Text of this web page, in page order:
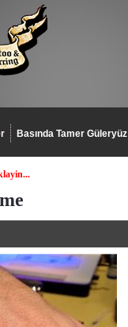
Basında Tamer Güleryüz